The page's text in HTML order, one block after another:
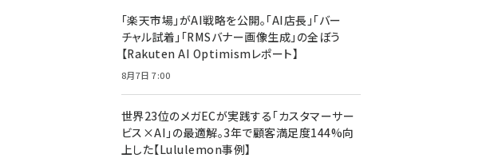
「楽天市場」がAI戦略を公開。「AI店長」「バー
チャル試着」「RMSバナー画像生成」の全ぼう
【Rakuten AI Optimismレポート】
8月7日 7:00
世界23位のメガECが実践する「カスタマーサー
ビス×AI」の最適解。3年で顧客満足度144%向
上した【Lululemon事例】